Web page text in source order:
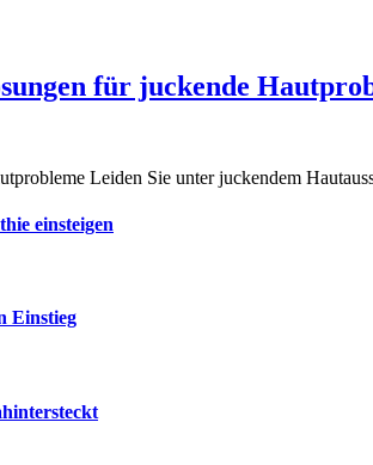
für juckende
Leiden Sie unter juckendem
einsteigen
Einstieg